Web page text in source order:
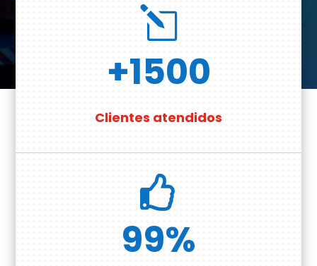
l
+1500
Clientes atendidos

99%